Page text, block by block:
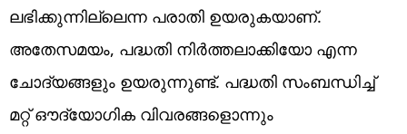
ലഭിക്കുന്നില്ലെന്ന പരാതി ഉയരുകയാണ്.
അതേസമയം, പദ്ധതി നിർത്തലാക്കിയോ എന്ന
ചോദ്യങ്ങളും ഉയരുന്നുണ്ട്. പദ്ധതി സംബന്ധിച്ച്
മറ്റ് ഔദ്യോഗിക വിവരങ്ങളൊന്നും